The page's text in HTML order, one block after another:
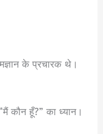
के प्रचारक थे।
कौन हूँ?” का ध्यान।